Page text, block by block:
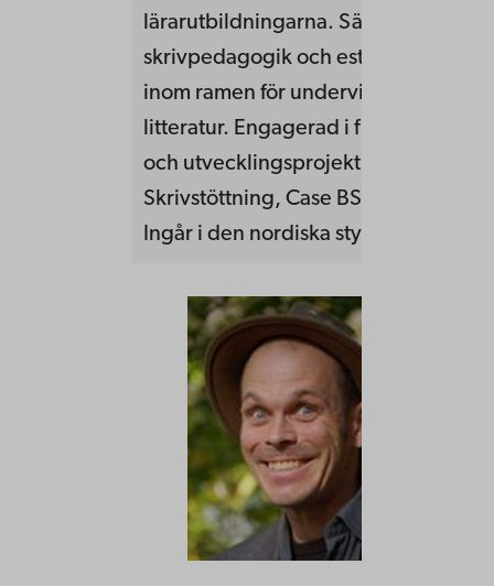
lärarutbildningarna. Särskilt
skrivpedagogik och estetiska
inom ramen för undervisning i
litteratur. Engagerad i flera olika
och utvecklingsprojekt bl.a. DivEd,
Skrivstöttning, Case BSS, Gränsland
Ingår i den nordiska styrgruppen för